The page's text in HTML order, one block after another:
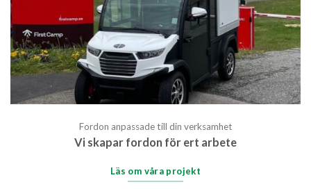
Fordon anpassade till din verksamhet
Vi skapar fordon för ert arbete
Läs om våra projekt